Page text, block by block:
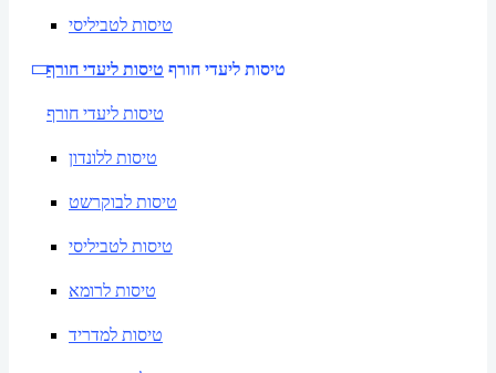
טיסות לטביליסי
טיסות ליעדי חורף טיסות ליעדי חורף
טיסות ליעדי חורף
טיסות ללונדון
טיסות לבוקרשט
טיסות לטביליסי
טיסות לרומא
טיסות למדריד